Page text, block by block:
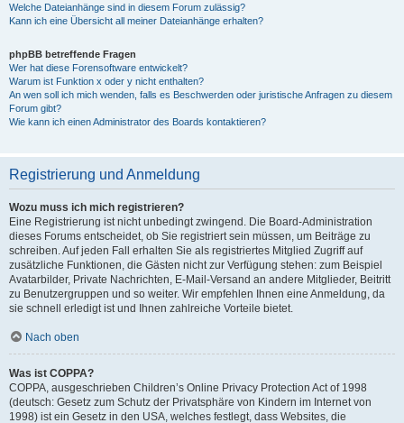
Welche Dateianhänge sind in diesem Forum zulässig?
Kann ich eine Übersicht all meiner Dateianhänge erhalten?
phpBB betreffende Fragen
Wer hat diese Forensoftware entwickelt?
Warum ist Funktion x oder y nicht enthalten?
An wen soll ich mich wenden, falls es Beschwerden oder juristische Anfragen zu diesem
Forum gibt?
Wie kann ich einen Administrator des Boards kontaktieren?
Registrierung und Anmeldung
Wozu muss ich mich registrieren?
Eine Registrierung ist nicht unbedingt zwingend. Die Board-Administration
dieses Forums entscheidet, ob Sie registriert sein müssen, um Beiträge zu
schreiben. Auf jeden Fall erhalten Sie als registriertes Mitglied Zugriff auf
zusätzliche Funktionen, die Gästen nicht zur Verfügung stehen: zum Beispiel
Avatarbilder, Private Nachrichten, E-Mail-Versand an andere Mitglieder, Beitritt
zu Benutzergruppen und so weiter. Wir empfehlen Ihnen eine Anmeldung, da
sie schnell erledigt ist und Ihnen zahlreiche Vorteile bietet.
Nach oben
Was ist COPPA?
COPPA, ausgeschrieben Children’s Online Privacy Protection Act of 1998
(deutsch: Gesetz zum Schutz der Privatsphäre von Kindern im Internet von
1998) ist ein Gesetz in den USA, welches festlegt, dass Websites, die